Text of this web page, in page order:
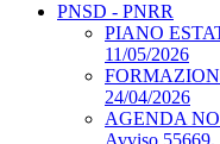
PNSD - PNRR
PIANO
11/05/2026
24/04/2026
AGENDA